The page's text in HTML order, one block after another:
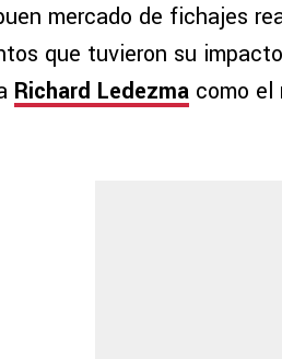
mercado de fichajes
que tuvieron su
Richard Ledezma como el